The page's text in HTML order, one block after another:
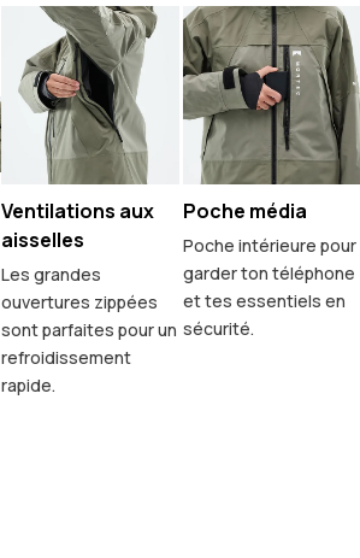
Ventilations aux
aisselles
Les grandes
ouvertures zippées
sont parfaites pour un
refroidissement
rapide.
Poche média
Poche intérieure pour
garder ton téléphone
et tes essentiels en
sécurité.